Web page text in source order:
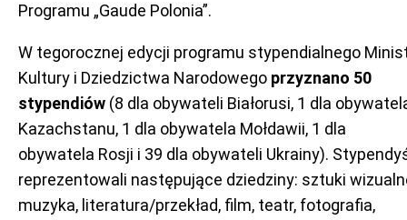
Programu „Gaude Polonia”.
W tegorocznej edycji programu stypendialnego
Kultury i Dziedzictwa Narodowego przyznano 50
stypendiów (8 dla obywateli Białorusi, 1 dla
Kazachstanu, 1 dla obywatela Mołdawii, 1 dla
obywatela Rosji i 39 dla obywateli Ukrainy).
reprezentowali następujące dziedziny: sztuki
muzyka, literatura/przekład, film, teatr, fotografia,